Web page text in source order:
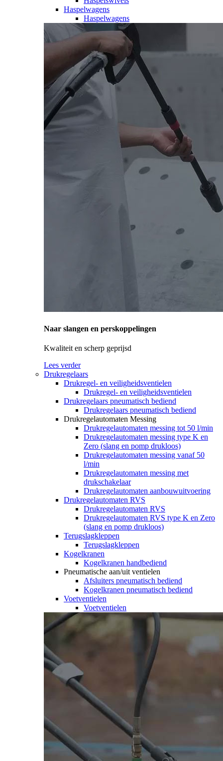
Haspelwagens
Haspelwagens
Naar slangen en perskoppelingen
Kwaliteit en scherp geprijsd
Lees verder
Drukregelaars
Drukregel- en veiligheidsventielen
Drukregel- en veiligheidsventielen
Drukregelaars pneumatisch bediend
Drukregelaars pneumatisch bediend
Drukregelautomaten Messing
Drukregelautomaten messing tot 50 l/min
Drukregelautomaten messing type K en
Zero (slang en pomp drukloos)
Drukregelautomaten messing vanaf 50
l/min
Drukregelautomaten messing met
drukschakelaar
Drukregelautomaten aanbouwuitvoering
Drukregelautomaten RVS
Drukregelautomaten RVS
Drukregelautomaten RVS type K en Zero
(slang en pomp drukloos)
Terugslagkleppen
Terugslagkleppen
Kogelkranen
Kogelkranen handbediend
Pneumatische aan/uit ventielen
Afsluiters pneumatisch bediend
Kogelkranen pneumatisch bediend
Voetventielen
Voetventielen